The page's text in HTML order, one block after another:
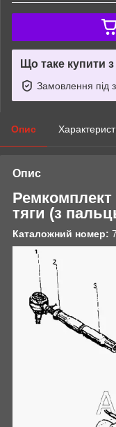
Що таке купити
Замовлення під
Опис
Опис
Ремкомплект
тяги (з
Каталожний номер: